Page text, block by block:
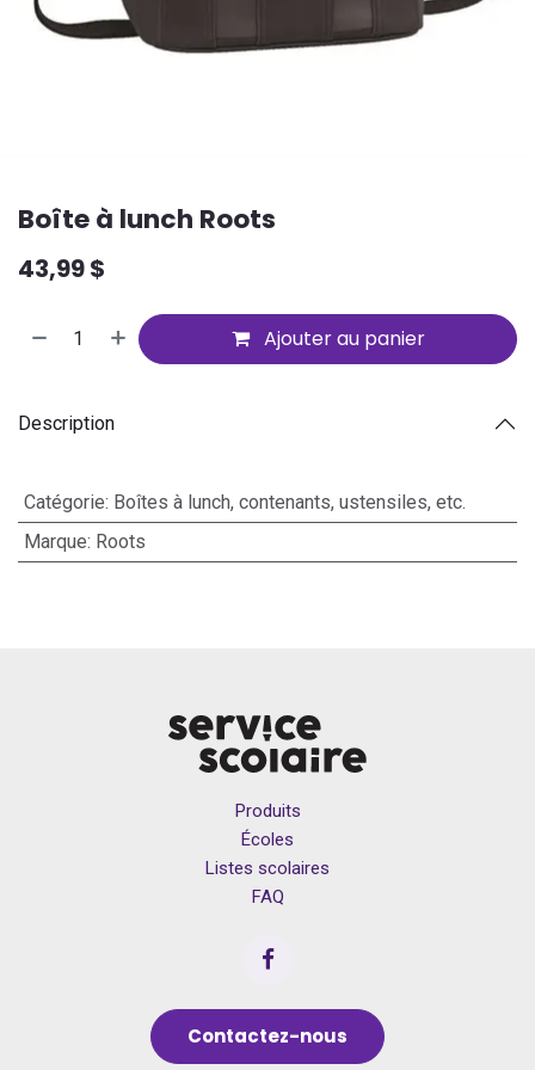
Boîte à lunch Roots
43,99$
Ajouter au panier
Description
Catégorie: Boîtes à lunch, contenants, ustensiles, etc.
Marque: Roots
Produits
Écoles
Listes scolaires
FAQ
Contactez-nous